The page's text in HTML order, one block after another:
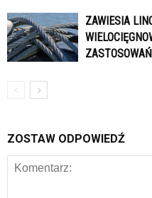
ZAWIESIA
ZASTOSOWAŃ
ZOSTAW ODPOWIEDŹ